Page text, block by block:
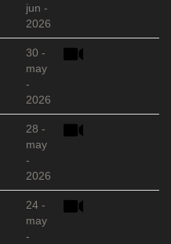
jun -
2026
30 -
may
-
2026
28 -
may
-
2026
24 -
may
-